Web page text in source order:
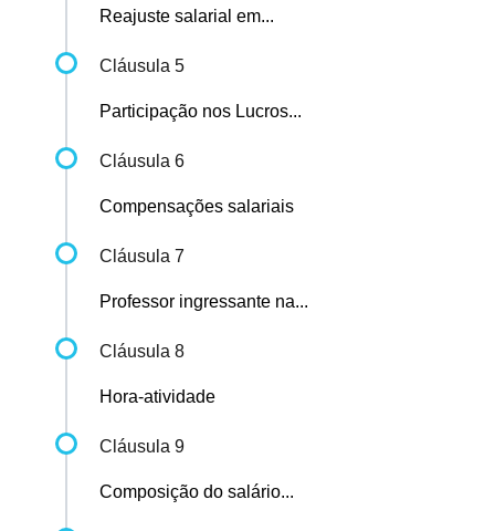
Reajuste salarial em...
Cláusula 5
Participação nos Lucros...
Cláusula 6
Compensações salariais
Cláusula 7
Professor ingressante na...
Cláusula 8
Hora-atividade
Cláusula 9
Composição do salário...